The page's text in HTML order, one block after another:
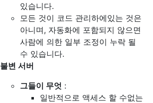
있습니다.
모든 것이 코드 관리하에있는 것은
아니며, 자동화에 포함되지 않으면
사람에 의한 일부 조정이 누락 될
수 있습니다.
불변 서버
그들이 무엇 :
일반적으로 액세스 할 수없는